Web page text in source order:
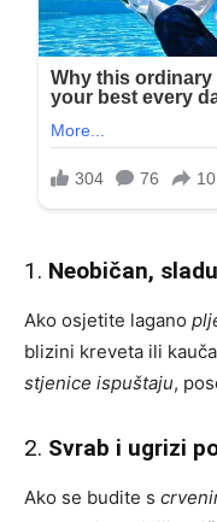
1. Neobičan,
Ako osjetite lagano
blizini kreveta ili
stjenice ispuštaju,
2. Svrab i ugrizi
Ako se budite s